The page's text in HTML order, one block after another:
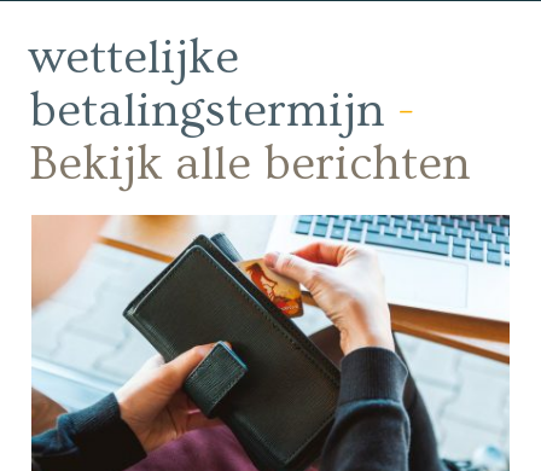
wettelijke
betalingstermijn -
Bekijk alle berichten